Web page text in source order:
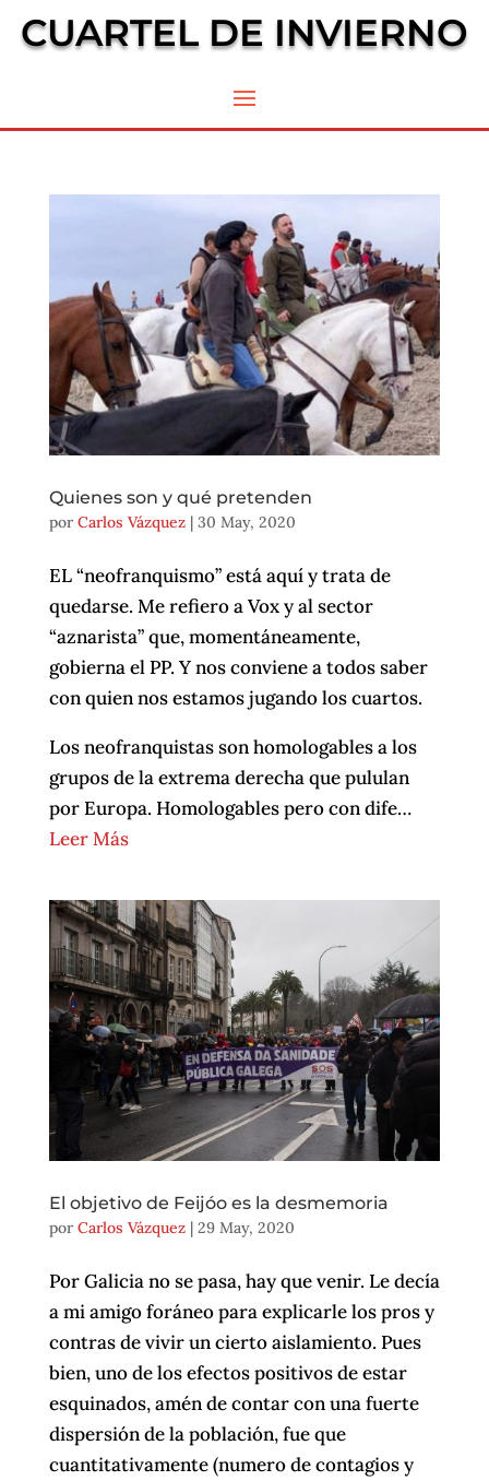
CUARTEL DE INVIERNO
Quienes son y qué pretenden
por Carlos Vázquez| 30 May, 2020
EL “neofranquismo” está aquí y trata de
quedarse. Me refiero a Vox y al sector
“aznarista” que, momentáneamente,
gobierna el PP. Y nos conviene a todos saber
con quien nos estamos jugando los cuartos.
Los neofranquistas son homologables a los
grupos de la extrema derecha que pululan
por Europa. Homologables pero con dife…
Leer Más
El objetivo de Feijóo es la desmemoria
por Carlos Vázquez| 29 May, 2020
Por Galicia no se pasa, hay que venir. Le decía
a mi amigo foráneo para explicarle los pros y
contras de vivir un cierto aislamiento. Pues
bien, uno de los efectos positivos de estar
esquinados, amén de contar con una fuerte
dispersión de la población, fue que
cuantitativamente (numero de contagios y